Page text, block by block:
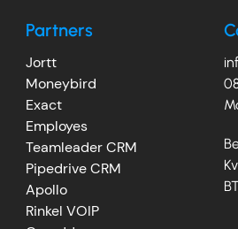
Partners
Jortt
Moneybird
Exact
Employes
Teamleader CRM
Pipedrive CRM
Apollo
Rinkel VOIP